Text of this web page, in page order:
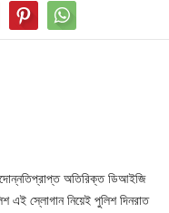
অতিরিক্ত ডিআইজি
এই স্লোগান নিয়েই পুলিশ দিনরাত